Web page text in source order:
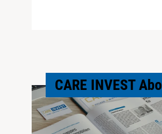
CARE INVEST Abo